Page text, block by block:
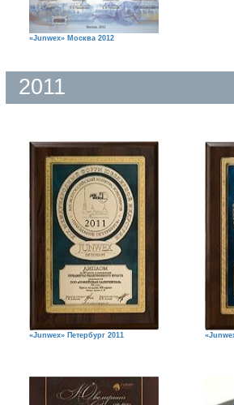
«Junwex» Москва 2012
2011
«Junwex» Петербург 2011